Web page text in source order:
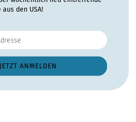
den USA!